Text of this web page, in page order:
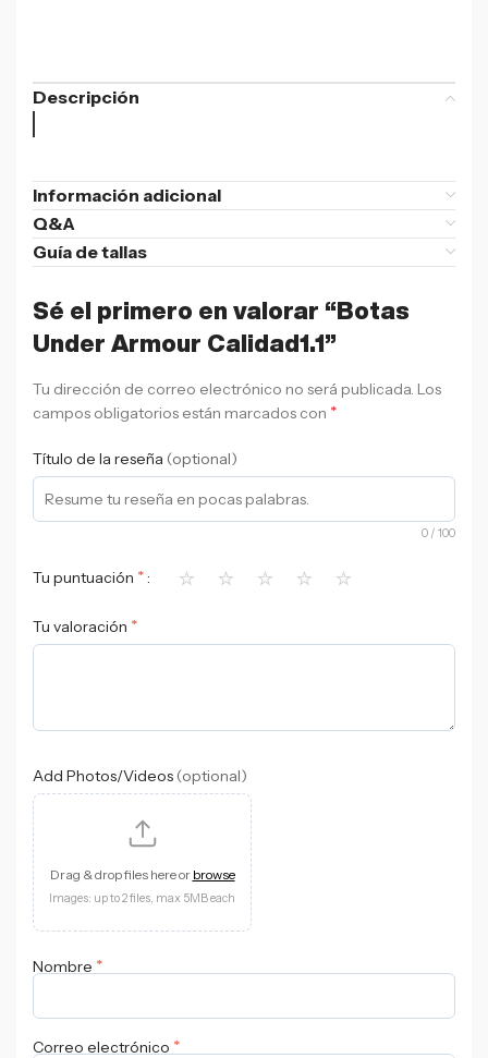
Descripción
Información adicional
Q&A
Guía de tallas
Sé el primero en valorar “Botas
Under Armour Calidad1.1”
Tu dirección de correo electrónico no será publicada. Los
campos obligatorios están marcados con *
Título de la reseña (optional)
0 / 100
Tu puntuación * ⭐ ⭐ ⭐ ⭐ ⭐
Tu valoración *
Add Photos/Videos (optional)
Drag & drop files here or browse
Images: up to 2 files, max 5MB each
Nombre *
Correo electrónico *